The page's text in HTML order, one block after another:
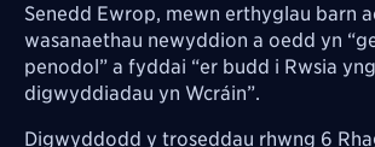
Senedd Ewrop, mewn erthyglau barn
wasanaethau newyddion a oedd yn
penodol” a fyddai “er budd i Rwsia
digwyddiadau yn Wcráin”.
Digwyddodd y troseddau rhwng 6